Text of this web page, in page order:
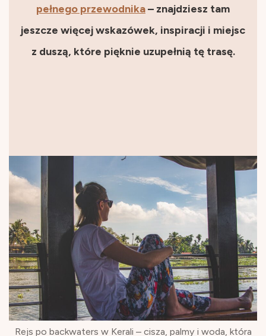
pełnego przewodnika– znajdziesz tam
jeszcze więcej wskazówek, inspiracji i miejsc
z duszą, które pięknie uzupełnią tę trasę.
Rejs po backwaters w Kerali – cisza, palmy i woda, która